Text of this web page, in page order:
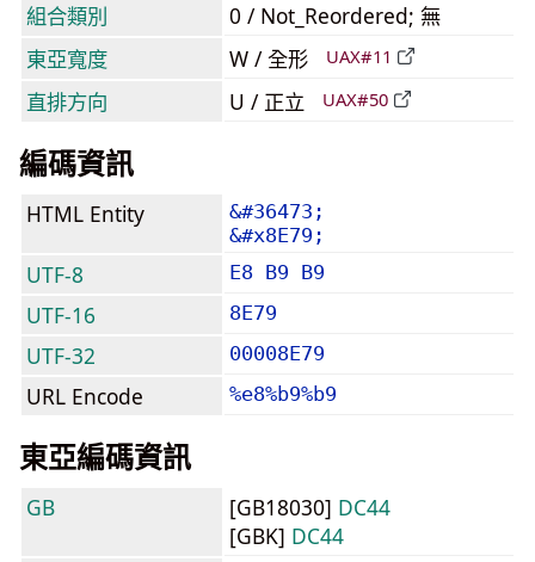
組合類別
0 / Not_Reordered; 無
東亞寬度
W / 全形 UAX#11
直排方向 U / 正立 UAX#50
編碼資訊
HTML Entity
&#36473;
&#x8E79;
UTF-8 E8 B9 B9
UTF-16 8E79
UTF-32 00008E79
URL Encode %e8%b9%b9
東亞編碼資訊
GB [GB18030] DC44
[GBK] DC44